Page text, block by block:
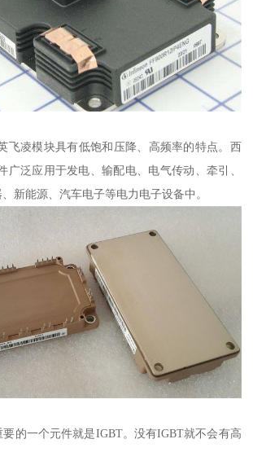
飞凌模块具有低饱和压降、高频率的特点。西
广泛应用于发电、输配电、电气传动、牵引、
新能源、汽车电子等电力电子设备中。
的一个元件就是IGBT。没有IGBT就不会有高